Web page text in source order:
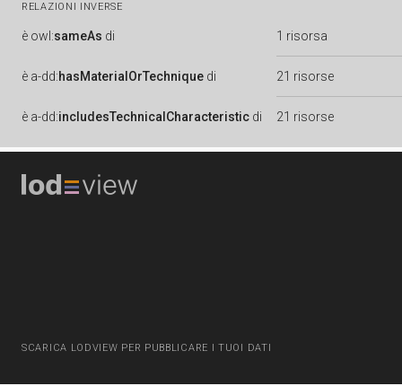
RELAZIONI INVERSE
è owl:sameAs di 1 risorsa
è a-dd:hasMaterialOrTechnique di 21 risorse
è a-dd:includesTechnicalCharacteristic di 21 risorse
SCARICA LODVIEW PER PUBBLICARE I TUOI DATI